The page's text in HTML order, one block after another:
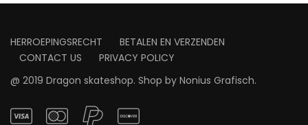
HERROEPINGSRECHT
BETALEN EN VERZENDEN
CONTACT US
PRIVACY POLICY
@ 2019 Dragon skateshop. Shop by Nonius Grafisch.